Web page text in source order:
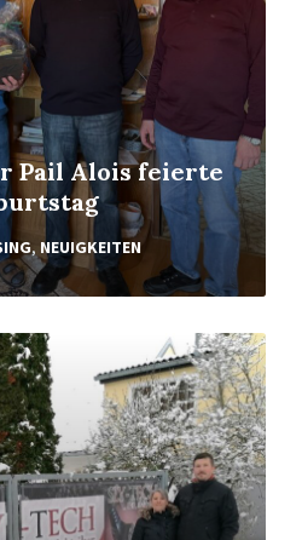
Pail Alois feierte
, NEUIGKEITEN